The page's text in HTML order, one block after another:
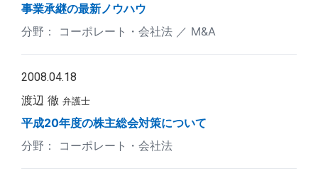
事業承継の最新ノウハウ
コーポレート・会社法
M&A
2008.04.18
渡辺 徹 弁護士
平成20年度の株主総会対策について
コーポレート・会社法